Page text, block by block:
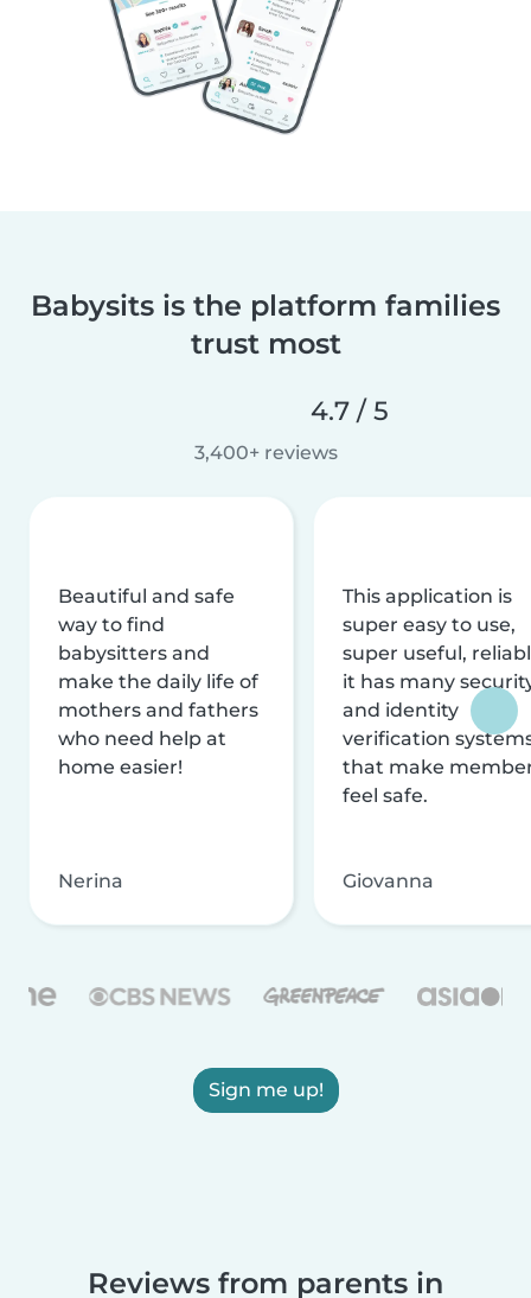
Babysits is the platform families
trust most
4.7 / 5
3,400+ reviews
Beautiful and safe
way to find
babysitters and
make the daily life of
mothers and fathers
who need help at
home easier!
Nerina
This application is
super easy to use,
super useful,
it has many
and identity
verification
that make
feel safe.
Giovanna
Sign me up!
Reviews from parents in